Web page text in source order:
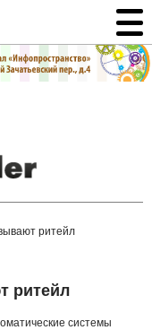
ритейл
ритейл
системы